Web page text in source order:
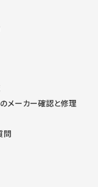
のメーカー確認と修理
問